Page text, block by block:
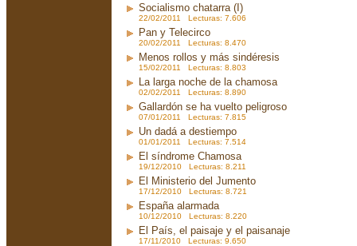
Socialismo chatarra (I)
22/02/2011 Lecturas: 7.606
Pan y Telecirco
20/02/2011 Lecturas: 8.470
Menos rollos y más sindéresis
15/02/2011 Lecturas: 8.803
La larga noche de la chamosa
02/02/2011 Lecturas: 8.890
Gallardón se ha vuelto peligroso
07/01/2011 Lecturas: 7.815
Un dadá a destiempo
01/01/2011 Lecturas: 7.514
El síndrome Chamosa
19/12/2010 Lecturas: 8.211
El Ministerio del Jumento
17/12/2010 Lecturas: 8.721
España alarmada
10/12/2010 Lecturas: 8.220
El País, el paisaje y el paisanaje
17/11/2010 Lecturas: 9.650